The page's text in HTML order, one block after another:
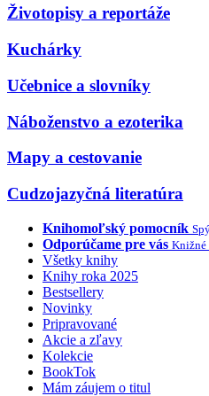
Životopisy a reportáže
Kuchárky
Učebnice a slovníky
Náboženstvo a ezoterika
Mapy a cestovanie
Cudzojazyčná literatúra
Knihomoľský pomocník
Odporúčame pre vás Knižné
Všetky knihy
Knihy roka 2025
Bestsellery
Novinky
Pripravované
Akcie a zľavy
Kolekcie
BookTok
Mám záujem o titul